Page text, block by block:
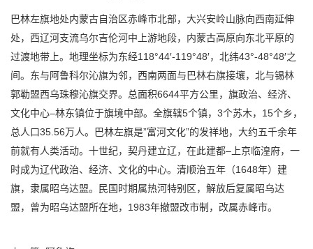
巴林左旗地处内蒙古自治区赤峰市北部，大兴安岭山脉向西南延伸
处，西辽河支流乌尔吉伦河中上游地段，内蒙古高原向东北平原的
过渡地带上。地理坐标为东经118°44′-119°48′，北纬43°-48°48′之
间。东与阿鲁科尔沁旗为邻，西南两面与巴林右旗接壤，北与锡林
郭勒盟西乌珠穆沁旗交界。总面积6644平方公里，旗政治、经济、
文化中心–林东镇位于旗境中部。全旗辖5个镇，3个苏木，15个乡，
总人口35.56万人。巴林左旗是”富河文化”的发祥地，大约五千余年
前就有人类活动。十世纪，契丹建立辽，在此建都–上京临湟府，一
时成为辽代政治、经济、文化的中心。清顺治五年（1648年）建
旗，隶属昭乌达盟。民国时期属热河特别区，解放后复属昭乌达
盟，曾为昭乌达盟所在地，1983年撤盟改市制，改属赤峰市。